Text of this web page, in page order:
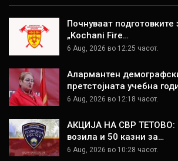
Почнуваат подготовките
„Kochani Fire…
6 Aug, 2026 во 12:25 часот.
Алармантен
претстојната учебна
6 Aug, 2026 во 12:18 часот.
АКЦИЈА НА СВР ТЕТОВО:
возила и 50 казни за…
6 Aug, 2026 во 10:28 часот.